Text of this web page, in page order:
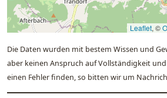
Leaflet, ©
Die Daten wurden mit bestem Wissen und
aber keinen Anspruch auf Vollständigkeit
einen Fehler finden, so bitten wir um